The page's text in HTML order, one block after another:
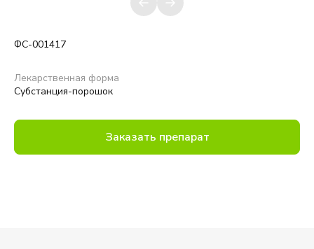
ФС-001417
Лекарственная форма
Субстанция-порошок
Заказать препарат